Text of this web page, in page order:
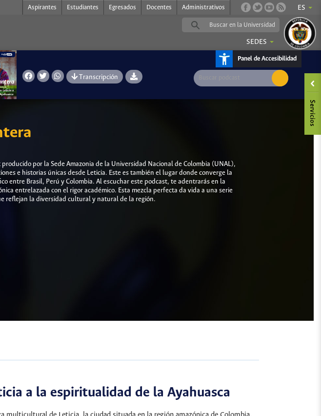
ES
Aspirantes Estudiantes Egresados Docentes Administrativos
SEDES
Panel de Accesibilidad
Transcripción
por la Sede Amazonia de la Universidad Nacional de Colombia (UNAL),
e historias únicas desde Leticia. Este es también el lugar donde converge la
entre Brasil, Perú y Colombia. Al escuchar este podcast, te adentrarás en la
entrelazada con el rigor académico. Esta mezcla perfecta da vida a una serie
reflejan la diversidad cultural y natural de la región.
a la espiritualidad de la Ayahuasca